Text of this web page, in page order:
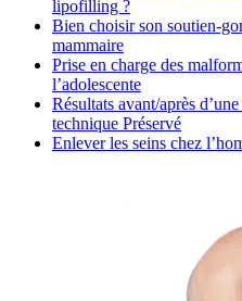
lipofilling ?
Bien choisir son soutien-
mammaire
Prise en charge des
l’adolescente
Résultats avant/après
technique Préservé
Enlever les seins chez